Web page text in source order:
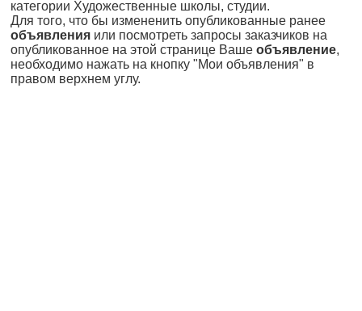
категории Художественные школы, студии.
Для того, что бы измененить опубликованные ранее
объявления или посмотреть запросы заказчиков на
опубликованное на этой странице Ваше объявление,
необходимо нажать на кнопку "Мои объявления" в
правом верхнем углу.